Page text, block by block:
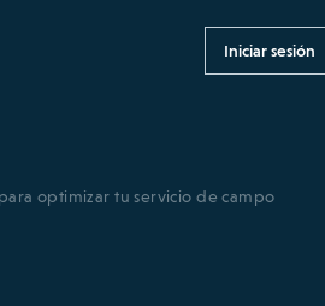
Iniciar sesión
optimizar tu servicio de campo